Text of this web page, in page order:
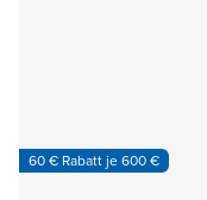
60 € Rabatt je 600 €